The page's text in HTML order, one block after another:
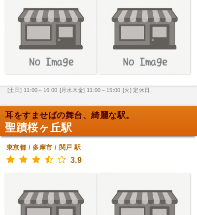
[土日] 11:00～16:00 [月水木金] 11:00～15:00 [火] 定休日
耳をすませばの舞台、綺麗な駅。
聖蹟桜ヶ丘駅
東京都 / 多摩市 / 関戸 駅
3.9